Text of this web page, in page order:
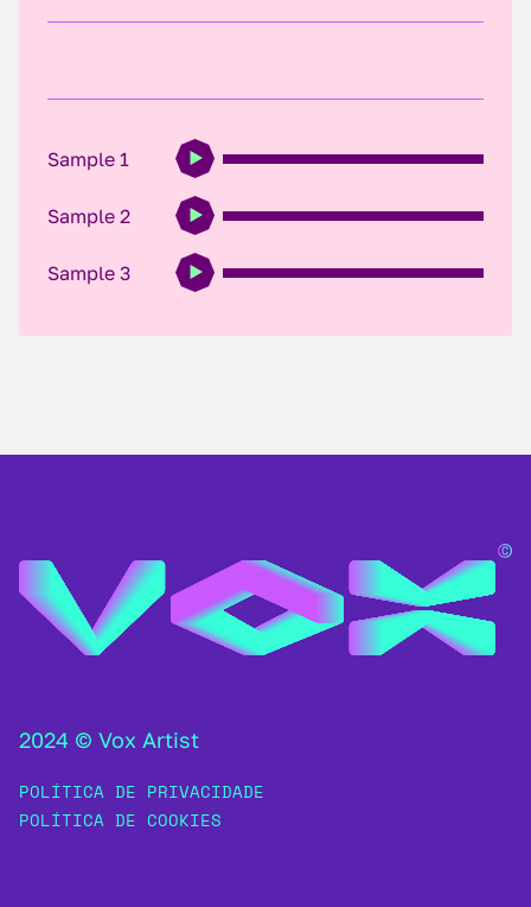
Sample 1
Sample 2
Sample 3
2024 © Vox Artist
POLÍTICA DE PRIVACIDADE
POLÍTICA DE COOKIES